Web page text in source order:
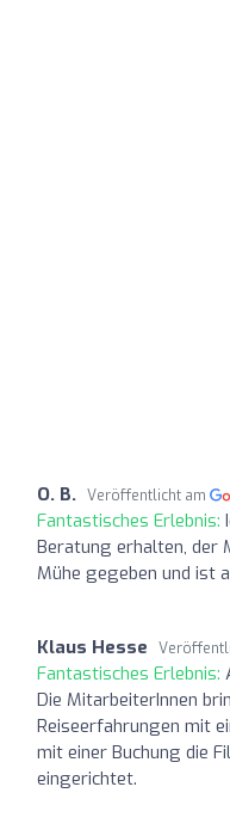
O. B. Veröffentlicht am
Fantastisches Erlebnis:
Beratung erhalten, der
Mühe gegeben und ist
Klaus Hesse
Fantastisches Erlebnis:
Die MitarbeiterInnen
Reiseerfahrungen mit
mit einer Buchung die
eingerichtet.